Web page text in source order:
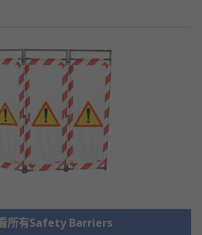
所有Safety Barriers